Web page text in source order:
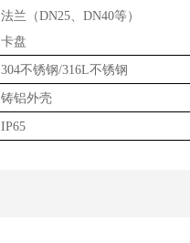
法兰（DN25、DN40等）
卡盘
304不锈钢/316L不锈钢
铸铝外壳
IP65